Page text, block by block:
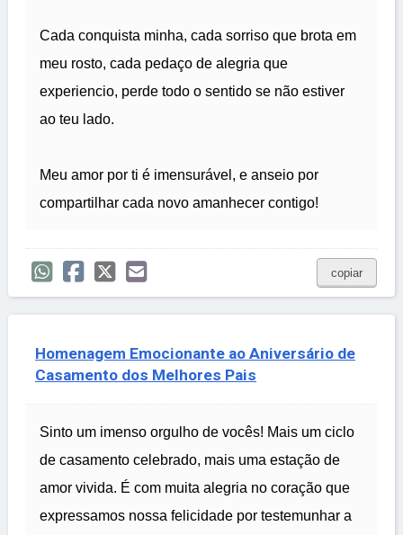
Cada conquista minha, cada sorriso que brota em
meu rosto, cada pedaço de alegria que
experiencio, perde todo o sentido se não estiver
ao teu lado.
Meu amor por ti é imensurável, e anseio por
compartilhar cada novo amanhecer contigo!
copiar
Homenagem Emocionante ao Aniversário de
Casamento dos Melhores Pais
Sinto um imenso orgulho de vocês! Mais um ciclo
de casamento celebrado, mais uma estação de
amor vivida. É com muita alegria no coração que
expressamos nossa felicidade por testemunhar a